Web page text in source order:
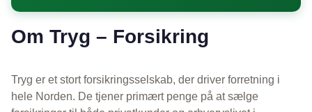
Om Tryg – Forsikring
Tryg er et stort forsikringsselskab, der driver forretning i
hele Norden. De tjener primært penge på at sælge